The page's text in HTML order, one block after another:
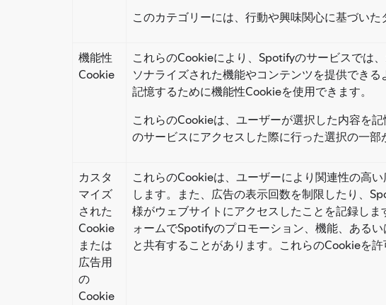
このカテゴリーには、行動や興味関心に基づい
機能性
Cookie
これらのCookieにより、Spotifyのサービスでは
ソナライズされた機能やコンテンツを提供でき
記憶するために機能性Cookieを使用できます。
これらのCookieは、ユーザーが選択した内容を
のサービスにアクセスした際に行った選択の一部
カスタ
マイズ
された
Cookie
または
広告用
の
Cookie
これらのCookieは、ユーザーにより関連性の高
します。また、広告の表示回数を制限したり、
様がウェブサイトにアクセスしたことを記録し
ォームでSpotifyのプロモーション、機能、ある
と共有することがあります。これらのCookieを